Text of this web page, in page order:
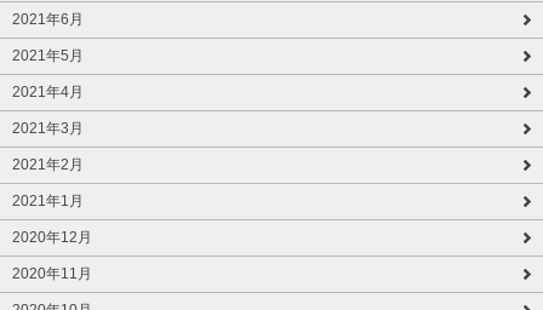
2021年6月
2021年5月
2021年4月
2021年3月
2021年2月
2021年1月
2020年12月
2020年11月